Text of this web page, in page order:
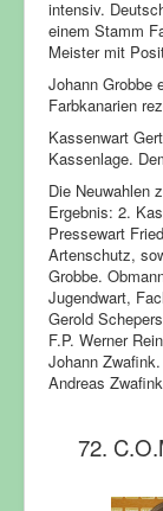
intensiv.
einem Stamm
Meister mit
Johann Grobbe
Farbkanarien
Kassenwart
Kassenlage.
Die Neuwahlen
Ergebnis: 2.
Pressewart
Artenschutz,
Grobbe.
Jugendwart,
Gerold
F.P. Werner
Johann
Andreas
72.